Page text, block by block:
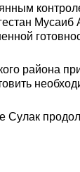
Мусаиб
района
Сулак